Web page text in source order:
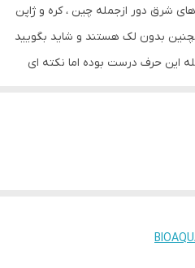
اسکراب برنج طبیعی_عصاره
ورا و ویتامین های مغذی
شرق دور ازجمله چین ، کره و ژاپن
بدون لک هستند و شاید بگویید
این حرف درست بوده اما نکته ای
سبک زندگی مردم در دهه های
نفوذ به لایه ای زیرین پو ست سلول
و درخشان و لطیف برایتان به